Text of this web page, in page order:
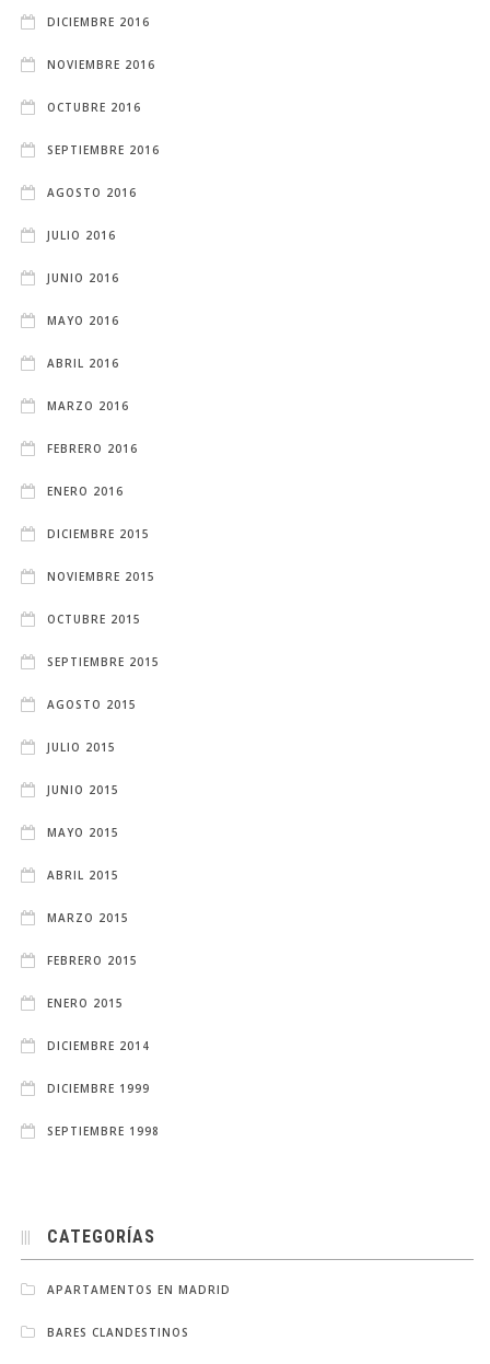
DICIEMBRE 2016
NOVIEMBRE 2016
OCTUBRE 2016
SEPTIEMBRE 2016
AGOSTO 2016
JULIO 2016
JUNIO 2016
MAYO 2016
ABRIL 2016
MARZO 2016
FEBRERO 2016
ENERO 2016
DICIEMBRE 2015
NOVIEMBRE 2015
OCTUBRE 2015
SEPTIEMBRE 2015
AGOSTO 2015
JULIO 2015
JUNIO 2015
MAYO 2015
ABRIL 2015
MARZO 2015
FEBRERO 2015
ENERO 2015
DICIEMBRE 2014
DICIEMBRE 1999
SEPTIEMBRE 1998
CATEGORÍAS
APARTAMENTOS EN MADRID
BARES CLANDESTINOS